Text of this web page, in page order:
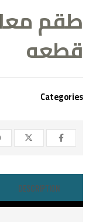
قطعه
Categories
DESCRIPTION